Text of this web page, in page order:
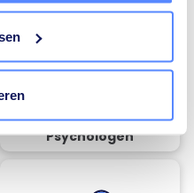
Tekstschrijvers
Psychologen